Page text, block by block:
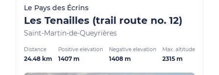
Le Pays des Écrins
Les Tenailles (trail route no. 12)
Saint-Martin-de-Queyrières
Distance
24.48 km
Positive elevation
1407 m
Negative elevation
1408 m
Max. altitude
2315 m